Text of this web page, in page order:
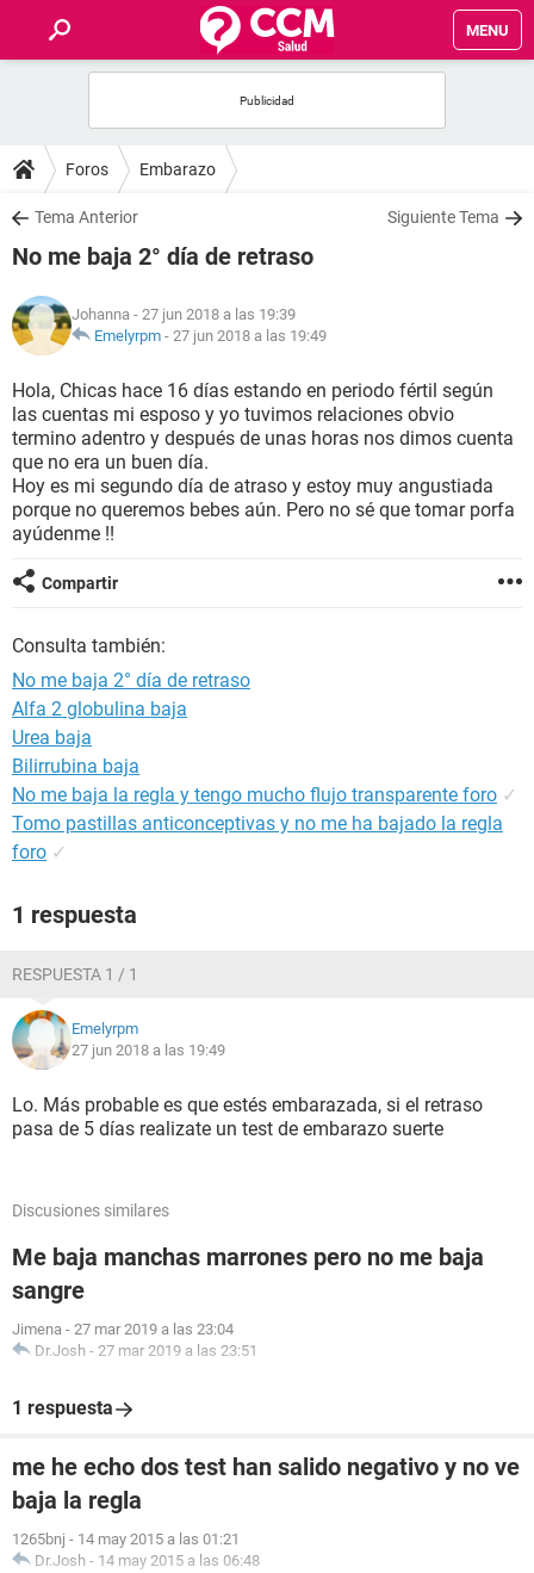
MENU
FOROS
SALUD
NUTRICIÓN
BIENESTAR
SEXUALIDAD
GLOSARIO
Foros Embarazo
Tema Anterior Siguiente Tema
No me baja 2° día de retraso
Johanna - 27 jun 2018 a las 19:39
Emelyrpm - 27 jun 2018 a las 19:49
Hola, Chicas hace 16 días estando en periodo fértil según
las cuentas mi esposo y yo tuvimos relaciones obvio
termino adentro y después de unas horas nos dimos cuenta
que no era un buen día.
Hoy es mi segundo día de atraso y estoy muy angustiada
porque no queremos bebes aún. Pero no sé que tomar porfa
ayúdenme !!
Compartir
Consulta también:
No me baja 2° día de retraso
Alfa 2 globulina baja
Urea baja
Bilirrubina baja
No me baja la regla y tengo mucho flujo transparente foro ✓
Tomo pastillas anticonceptivas y no me ha bajado la regla
foro ✓
1 respuesta
RESPUESTA 1 / 1
Emelyrpm
27 jun 2018 a las 19:49
Lo. Más probable es que estés embarazada, si el retraso
pasa de 5 días realizate un test de embarazo suerte
Discusiones similares
Me baja manchas marrones pero no me baja
sangre
Jimena - 27 mar 2019 a las 23:04
Dr.Josh - 27 mar 2019 a las 23:51
1 respuesta
me he echo dos test han salido negativo y no ve
baja la regla
1265bnj - 14 may 2015 a las 01:21
Dr.Josh - 14 may 2015 a las 06:48